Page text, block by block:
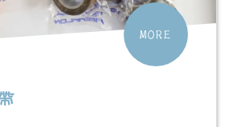
MORE